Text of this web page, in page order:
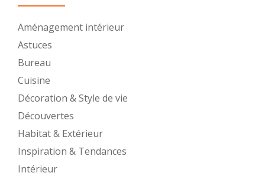
Aménagement intérieur
Astuces
Bureau
Cuisine
Décoration & Style de vie
Découvertes
Habitat & Extérieur
Inspiration & Tendances
Intérieur